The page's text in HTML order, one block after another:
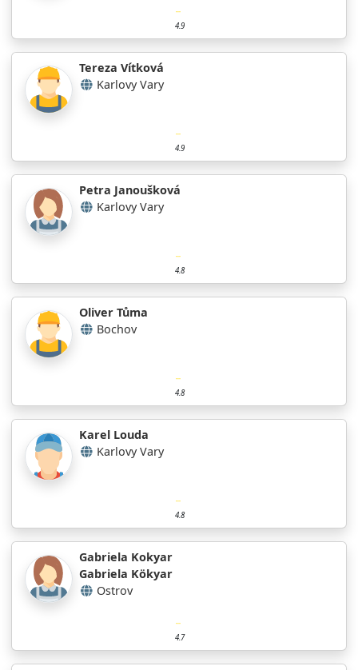
4.9
Tereza Vítková
Karlovy Vary
4.9
Petra Janoušková
Karlovy Vary
4.8
Oliver Tůma
Bochov
4.8
Karel Louda
Karlovy Vary
4.8
Gabriela Kokyar
Gabriela Kökyar
Ostrov
4.7